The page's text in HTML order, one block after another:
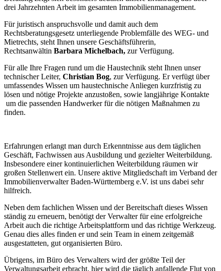
drei Jahrzehnten Arbeit im gesamten Immobilienmanagement.
Für juristisch anspruchsvolle und damit auch dem
Rechtsberatungsgesetz unterliegende Problemfälle des WEG- und
Mietrechts, steht Ihnen unsere Geschäftsführerin,
Rechtsanwältin Barbara Michelbach, zur Verfügung.
Für alle Ihre Fragen rund um die Haustechnik steht Ihnen unser
technischer Leiter, Christian Bog, zur Verfügung. Er verfügt über
umfassendes Wissen um haustechnische Anliegen kurzfristig zu
lösen und nötige Projekte anzustoßen, sowie langjährige Kontakte
um die passenden Handwerker für die nötigen Maßnahmen zu
finden.
Erfahrungen erlangt man durch Erkenntnisse aus dem täglichen
Geschäft, Fachwissen aus Ausbildung und gezielter Weiterbildung.
Insbesondere einer kontinuierlichen Weiterbildung räumen wir
großen Stellenwert ein. Unsere aktive Mitgliedschaft im Verband der
Immobilienverwalter Baden-Württemberg e.V. ist uns dabei sehr
hilfreich.
Neben dem fachlichen Wissen und der Bereitschaft dieses Wissen
ständig zu erneuern, benötigt der Verwalter für eine erfolgreiche
Arbeit auch die richtige Arbeitsplattform und das richtige Werkzeug.
Genau dies alles finden er und sein Team in einem zeitgemäß
ausgestatteten, gut organisierten Büro.
Übrigens, im Büro des Verwalters wird der größte Teil der
Verwaltungsarbeit erbracht, hier wird die täglich anfallende Flut von